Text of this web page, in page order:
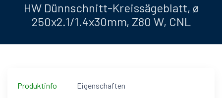
HW Dünnschnitt-Kreissägeblatt, ø
250x2.1/1.4x30mm, Z80 W, CNL
Produktinfo Eigenschaften